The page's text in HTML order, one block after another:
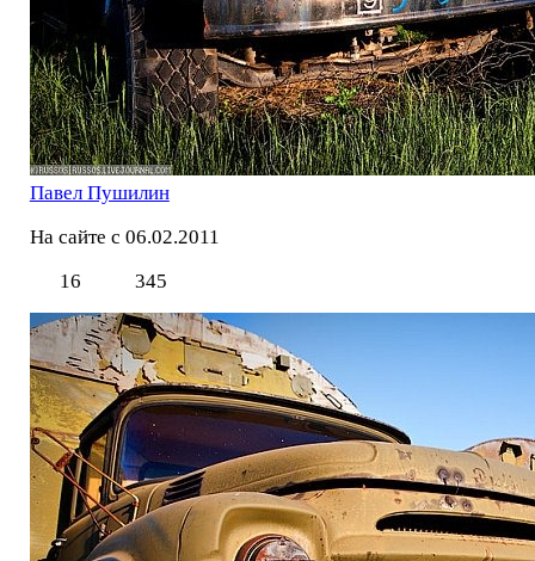
Павел Пушилин
На сайте с 06.02.2011
16
345